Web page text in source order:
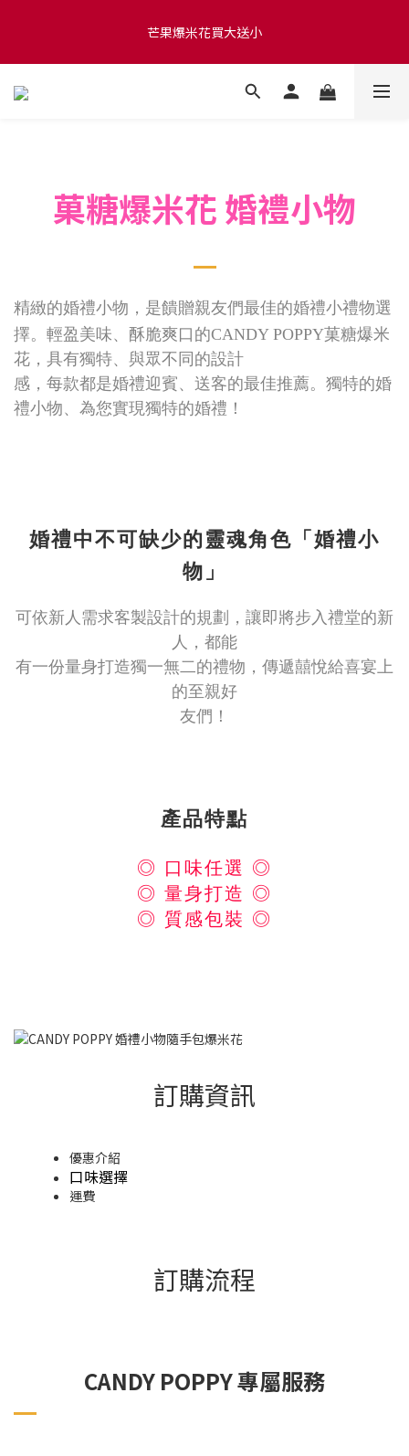
🍿 滿 $2000 贈品牌毛氈袋
芒果爆米花買大送小
滿 $1280 贈玫瑰鹽爆米花50g 🍿 滿 $1580 贈品牌咖啡掛耳包×10
菓糖爆米花 婚禮小物
精緻的婚禮小物，是饋贈親友們最佳的婚禮小禮物選
擇。輕盈 美味、酥脆爽口的CANDY POPPY菓糖爆米
花，具有獨特、與眾不同的設計
感，每款都是婚禮迎賓、送客的最佳推薦。獨特的婚
禮小物、為您實現獨特的婚禮！
婚禮中不可缺少的靈魂角色「婚禮小
物」
可依新人需求客製設計的規劃，讓即將步入禮堂的新
人，都能
有一份量身打造獨一無二的禮物，傳遞囍悅給喜宴上
的至親好
友們！
產品特點
◎ 口味任選 ◎
◎ 量身打造 ◎
◎ 質感包裝 ◎
訂購資訊
優惠介紹
口味選擇
運費
訂購流程
CANDY POPPY 專屬服務